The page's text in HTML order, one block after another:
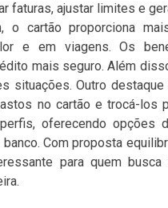
faturas, ajustar limites e
o cartão proporciona
e em viagens. Os
mais seguro. Além
situações. Outro
no cartão e trocá-los
oferecendo opções
Com proposta
para quem